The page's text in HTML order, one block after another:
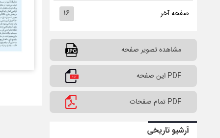
صفحه آخر ۱۶
مشاهده تصویر صفحه
PDF این صفحه
PDF تمام صفحات
آرشیو تاریخی